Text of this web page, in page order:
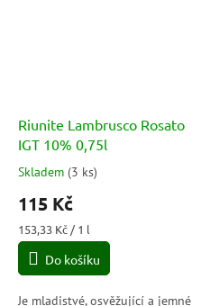
Riunite Lambrusco Rosato
IGT 10% 0,75l
Průměrné
produktu
je
5,0
5
hvězdiček.
Skladem (3 ks)
115 Kč
Měrná
cena:
153,33 Kč / 1 l
Do košíku
Je mladistvé, osvěžující a jemné